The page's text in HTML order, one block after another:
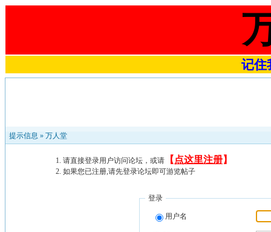
记住
提示信息 » 万人堂
请直接登录用户访问论坛，或请 【 点这里注册】
如果您已注册,请先登录论坛即可游览帖子
登录
用户名